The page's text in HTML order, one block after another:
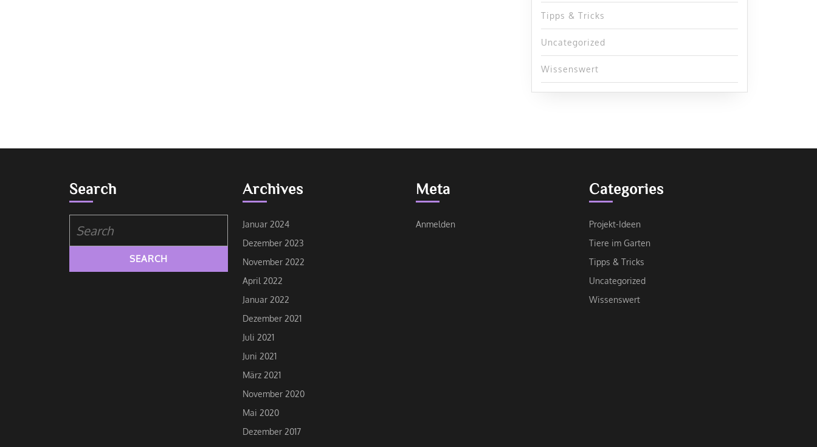
Tipps & Tricks
Uncategorized
Wissenswert
Search
for:
Archives
Januar 2024
Dezember 2023
November 2022
April 2022
Januar 2022
Dezember 2021
Juli 2021
Juni 2021
März 2021
November 2020
Mai 2020
Dezember 2017
Meta
Anmelden
Categories
Projekt-Ideen
Tiere im Garten
Tipps & Tricks
Uncategorized
Wissenswert